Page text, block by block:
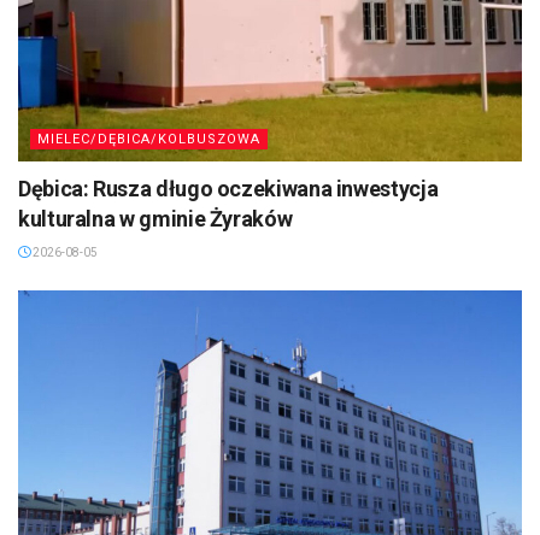
MIELEC/DĘBICA/KOLBUSZOWA
Dębica: Rusza długo oczekiwana inwestycja
kulturalna w gminie Żyraków
2026-08-05